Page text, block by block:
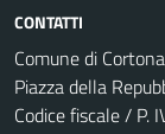
CONTATTI
Comune di Cortona
Piazza della
Codice fiscale / P.